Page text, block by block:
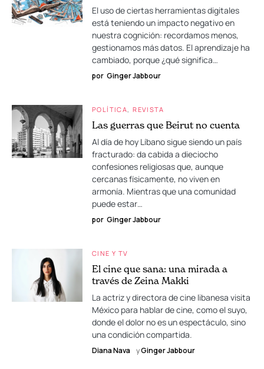
El uso de ciertas herramientas digitales
está teniendo un impacto negativo en
nuestra cognición: recordamos menos,
gestionamos más datos. El aprendizaje ha
cambiado, porque ¿qué significa…
por Ginger Jabbour
POLÍTICA REVISTA
Las guerras que Beirut no cuenta
Al día de hoy Líbano sigue siendo un país
fracturado: da cabida a dieciocho
confesiones religiosas que, aunque
cercanas físicamente, no viven en
armonía. Mientras que una comunidad
puede estar…
por Ginger Jabbour
CINE Y TV
El cine que sana: una mirada a
través de Zeina Makki
La actriz y directora de cine libanesa visita
México para hablar de cine, como el suyo,
donde el dolor no es un espectáculo, sino
una condición compartida.
Diana Nava yGinger Jabbour